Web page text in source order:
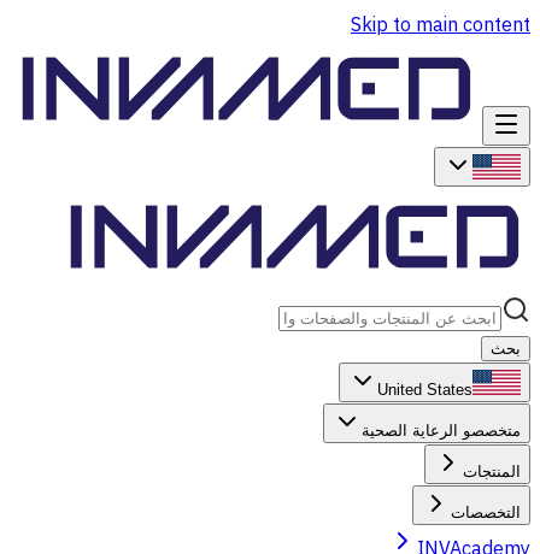
Skip to main content
بحث
United States
متخصصو الرعاية الصحية
المنتجات
التخصصات
INVAcademy